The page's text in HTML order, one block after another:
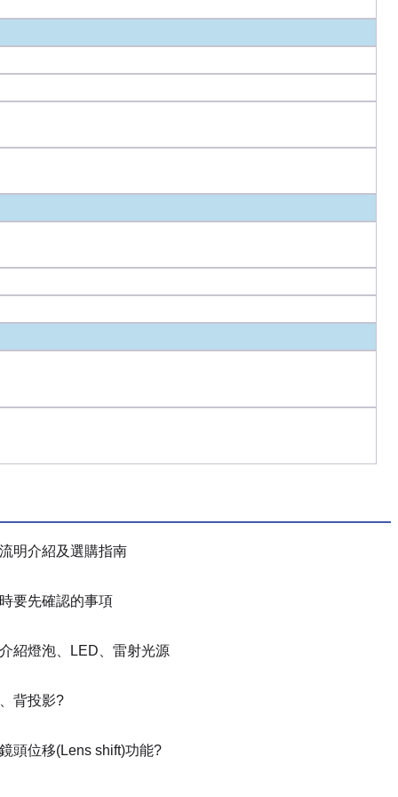
明介紹及選購指南
要先確認的事項
紹燈泡、LED、雷射光源
背投影?
頭位移(Lens shift)功能?